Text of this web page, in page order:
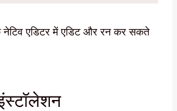
एडिटर में एडिट और रन कर सकते